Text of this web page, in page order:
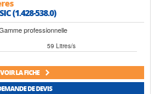
(1.428-538.0)
professionnelle
59 Litres/s
VOIR LA FICHE
DE DEVIS